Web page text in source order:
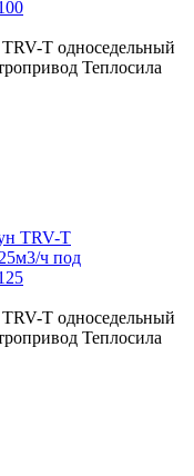
T односедельный
Теплосила
T односедельный
Теплосила